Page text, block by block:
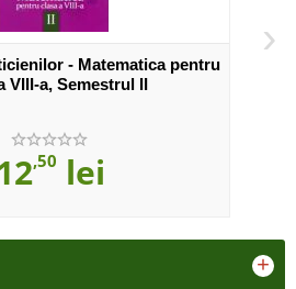
- Matematica pentru
VIII-a, Semestrul II
,50 lei
›
+